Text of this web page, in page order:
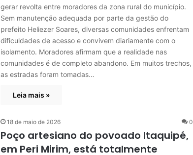
gerar revolta entre moradores da zona rural do município.
Sem manutenção adequada por parte da gestão do
prefeito Heliezer Soares, diversas comunidades enfrentam
dificuldades de acesso e convivem diariamente com o
isolamento. Moradores afirmam que a realidade nas
comunidades é de completo abandono. Em muitos trechos,
as estradas foram tomadas…
Leia mais »
18 de maio de 2026 0
Poço artesiano do povoado Itaquipé,
em Peri Mirim, está totalmente